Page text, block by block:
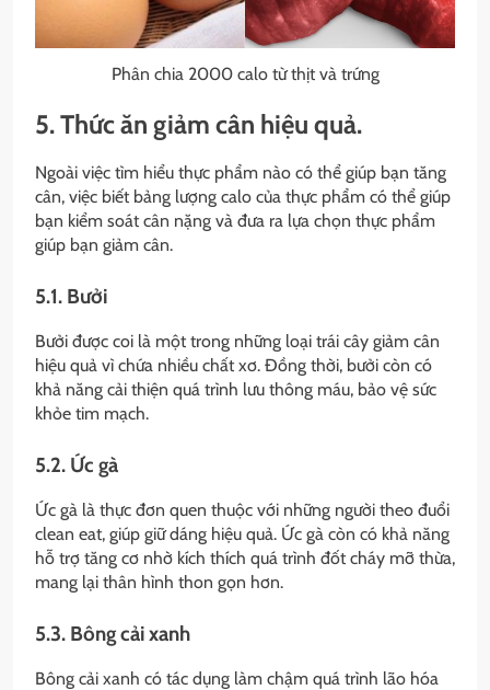
Phân chia 2000 calo từ thịt và trứng
5. Thức ăn giảm cân hiệu quả.
Ngoài việc tìm hiểu thực phẩm nào có thể giúp bạn tăng
cân, việc biết bảng lượng calo của thực phẩm có thể giúp
bạn kiểm soát cân nặng và đưa ra lựa chọn thực phẩm
giúp bạn giảm cân.
5.1. Bưởi
Bưởi được coi là một trong những loại trái cây giảm cân
hiệu quả vì chứa nhiều chất xơ. Đồng thời, bưởi còn có
khả năng cải thiện quá trình lưu thông máu, bảo vệ sức
khỏe tim mạch.
5.2. Ức gà
Ức gà là thực đơn quen thuộc với những người theo đuổi
clean eat, giúp giữ dáng hiệu quả. Ức gà còn có khả năng
hỗ trợ tăng cơ nhờ kích thích quá trình đốt cháy mỡ thừa,
mang lại thân hình thon gọn hơn.
5.3. Bông cải xanh
Bông cải xanh có tác dụng làm chậm quá trình lão hóa